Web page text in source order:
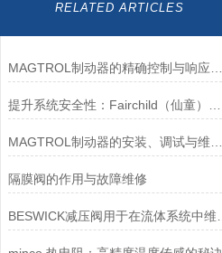
RELATED ARTICLES
隔膜阀的作用与故障维修